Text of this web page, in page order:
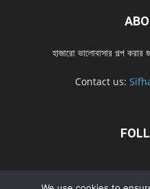
হাজারো ভালোবাসার গল্প
Contact us: